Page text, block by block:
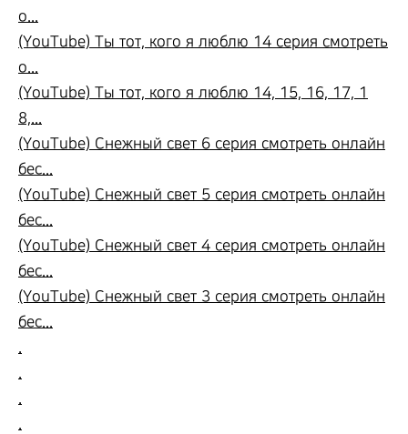
о...
(YouTube) Ты тот, кого я люблю 14 серия смотреть
о...
(YouTube) Ты тот, кого я люблю 14, 15, 16, 17, 1
8,...
(YouTube) Снежный свет 6 серия смотреть онлайн
бес...
(YouTube) Снежный свет 5 серия смотреть онлайн
бес...
(YouTube) Снежный свет 4 серия смотреть онлайн
бес...
(YouTube) Снежный свет 3 серия смотреть онлайн
бес...
.
.
.
.